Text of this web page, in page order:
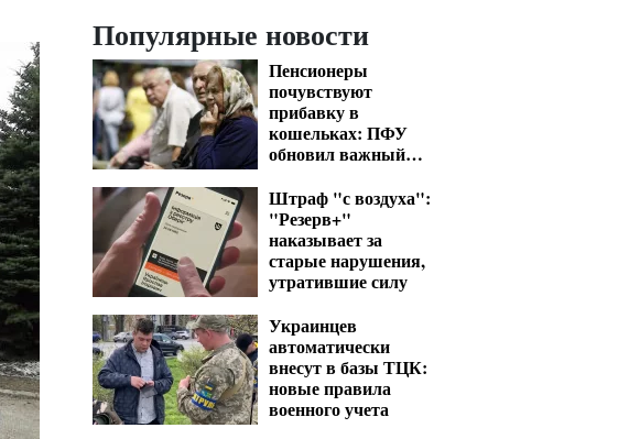
Популярные новости
Пенсионеры
почувствуют
прибавку в
кошельках: ПФУ
обновил важный
расчета выплат
Штраф "с воздуха":
"Резерв+"
наказывает за
старые нарушения,
утратившие силу
Украинцев
автоматически
внесут в базы ТЦК:
новые правила
военного учета